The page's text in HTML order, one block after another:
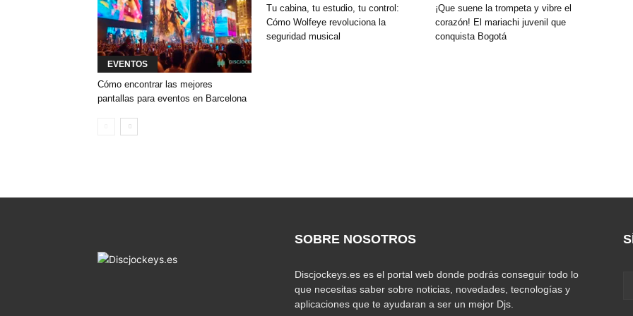
EVENTOS
Cómo encontrar las mejores
pantallas para eventos en Barcelona
Tu cabina, tu estudio, tu control:
Cómo Wolfeye revoluciona la
seguridad musical
¡Que suene la trompeta y vibre el
corazón! El mariachi juvenil que
conquista Bogotá
SOBRE NOSOTROS
Discjockeys.es es el portal web donde podrás conseguir todo lo
que necesitas saber sobre noticias, novedades, tecnologías y
aplicaciones que te ayudaran a ser un mejor Djs.